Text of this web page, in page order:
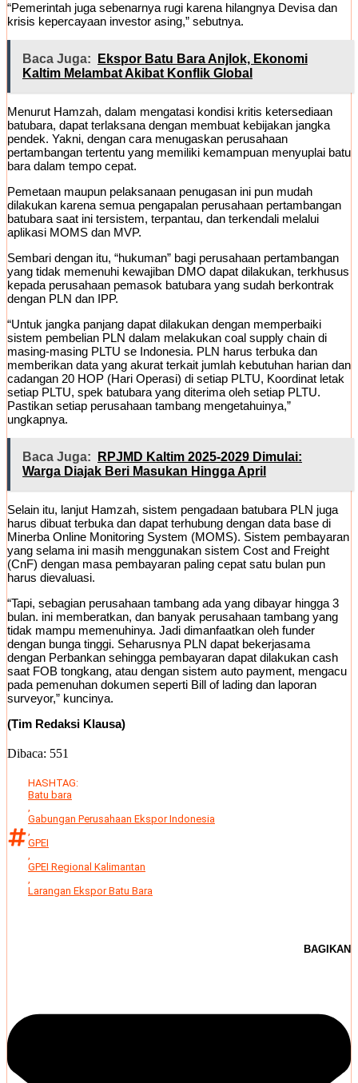
“Pemerintah juga sebenarnya rugi karena hilangnya Devisa dan
krisis kepercayaan investor asing,” sebutnya.
Baca Juga:
Ekspor Batu Bara Anjlok, Ekonomi
Kaltim Melambat Akibat Konflik Global
Menurut Hamzah, dalam mengatasi kondisi kritis ketersediaan
batubara, dapat terlaksana dengan membuat kebijakan jangka
pendek. Yakni, dengan cara menugaskan perusahaan
pertambangan tertentu yang memiliki kemampuan menyuplai batu
bara dalam tempo cepat.
Pemetaan maupun pelaksanaan penugasan ini pun mudah
dilakukan karena semua pengapalan perusahaan pertambangan
batubara saat ini tersistem, terpantau, dan terkendali melalui
aplikasi MOMS dan MVP.
Sembari dengan itu, “hukuman” bagi perusahaan pertambangan
yang tidak memenuhi kewajiban DMO dapat dilakukan, terkhusus
kepada perusahaan pemasok batubara yang sudah berkontrak
dengan PLN dan IPP.
“Untuk jangka panjang dapat dilakukan dengan memperbaiki
sistem pembelian PLN dalam melakukan coal supply chain di
masing-masing PLTU se Indonesia. PLN harus terbuka dan
memberikan data yang akurat terkait jumlah kebutuhan harian dan
cadangan 20 HOP (Hari Operasi) di setiap PLTU, Koordinat letak
setiap PLTU, spek batubara yang diterima oleh setiap PLTU.
Pastikan setiap perusahaan tambang mengetahuinya,”
ungkapnya.
Baca Juga:
RPJMD Kaltim 2025-2029 Dimulai:
Warga Diajak Beri Masukan Hingga April
Selain itu, lanjut Hamzah, sistem pengadaan batubara PLN juga
harus dibuat terbuka dan dapat terhubung dengan data base di
Minerba Online Monitoring System (MOMS). Sistem pembayaran
yang selama ini masih menggunakan sistem Cost and Freight
(CnF) dengan masa pembayaran paling cepat satu bulan pun
harus dievaluasi.
“Tapi, sebagian perusahaan tambang ada yang dibayar hingga 3
bulan. ini memberatkan, dan banyak perusahaan tambang yang
tidak mampu memenuhinya. Jadi dimanfaatkan oleh funder
dengan bunga tinggi. Seharusnya PLN dapat bekerjasama
dengan Perbankan sehingga pembayaran dapat dilakukan cash
saat FOB tongkang, atau dengan sistem auto payment, mengacu
pada pemenuhan dokumen seperti Bill of lading dan laporan
surveyor,” kuncinya.
(Tim Redaksi Klausa)
Dibaca: 551
HASHTAG:
Batu bara
,
Gabungan Perusahaan Ekspor Indonesia
,
GPEI
,
GPEI Regional Kalimantan
,
Larangan Ekspor Batu Bara
BAGIKAN